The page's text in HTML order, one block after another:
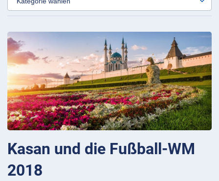
Kasan und die Fußball-WM
2018